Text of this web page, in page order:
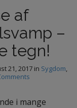
af
–
tegn!
21, 2017 in Sygdom,
i mange